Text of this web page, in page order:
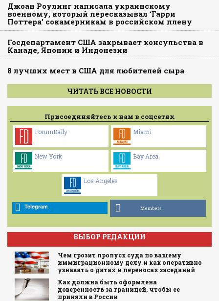
Джоан Роулинг написала украинскому
военному, который пересказывал ‘Гарри
Поттера’ сокамерникам в российском плену
Госдепартамент США закрывает консульства в
Канаде, Японии и Индонезии
8 лучших мест в США для любителей сыра
ЧИТАТЬ ВСЕ НОВОСТИ
Присоединяйтесь к нам в соцсетях
ForumDaily Miami
New York Bay Area
Los Angeles
Telegram Members
ВЫБОР РЕДАКЦИИ
Чем грозит пропуск суда по вашему
иммиграционному делу и как оперативно
узнавать о датах и переносах заседаний
Как должна быть оформлена
доверенность за границей, чтобы ее
приняли в России